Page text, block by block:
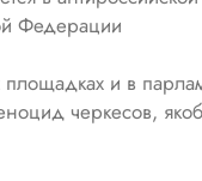
Федерации
и в
черкесов,